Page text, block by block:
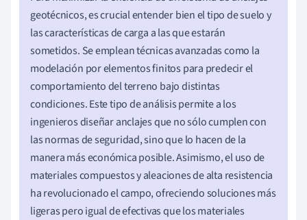
geotécnicos, es crucial entender bien el tipo de suelo y
las características de carga a las que estarán
sometidos. Se emplean técnicas avanzadas como la
modelación por elementos finitos para predecir el
comportamiento del terreno bajo distintas
condiciones. Este tipo de análisis permite a los
ingenieros diseñar anclajes que no sólo cumplen con
las normas de seguridad, sino que lo hacen de la
manera más económica posible. Asimismo, el uso de
materiales compuestos y aleaciones de alta resistencia
ha revolucionado el campo, ofreciendo soluciones más
ligeras pero igual de efectivas que los materiales